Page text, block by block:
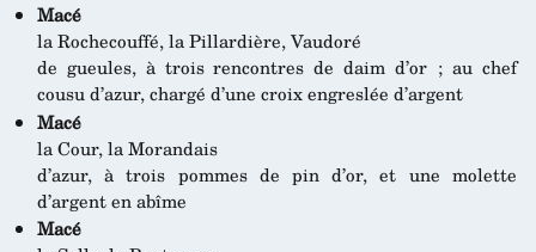
Macé
la Rochecouffé, la Pillardière, Vaudoré
de gueules, à trois rencontres de daim d’or ; au chef
cousu d’azur, chargé d’une croix engreslée d’argent
Macé
la Cour, la Morandais
d’azur, à trois pommes de pin d’or, et une molette
d’argent en abîme
Macé